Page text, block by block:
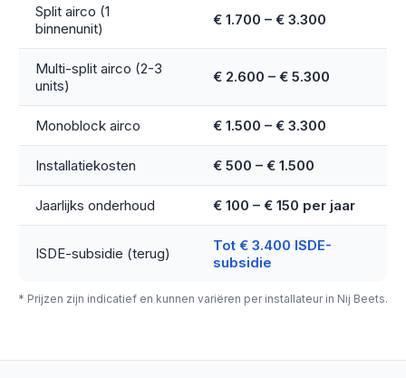
Split airco (1
binnenunit)
€ 1.700 – € 3.300
Multi-split airco (2-3
units)
€ 2.600 – € 5.300
Monoblock airco € 1.500 – € 3.300
Installatiekosten € 500 – € 1.500
Jaarlijks onderhoud € 100 – € 150 per jaar
ISDE-subsidie (terug)
Tot € 3.400 ISDE-
subsidie
* Prijzen zijn indicatief en kunnen variëren per installateur in Nij Beets.